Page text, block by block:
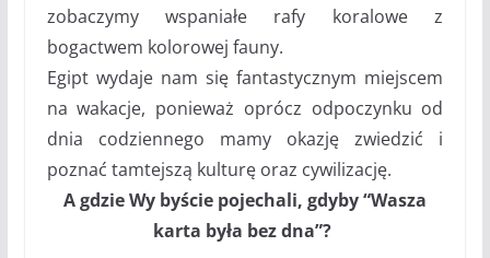
zobaczymy wspaniałe rafy koralowe z
bogactwem kolorowej fauny.
Egipt wydaje nam się fantastycznym miejscem
na wakacje, ponieważ oprócz odpoczynku od
dnia codziennego mamy okazję zwiedzić i
poznać tamtejszą kulturę oraz cywilizację.
A gdzie Wy byście pojechali, gdyby “Wasza
karta była bez dna”?